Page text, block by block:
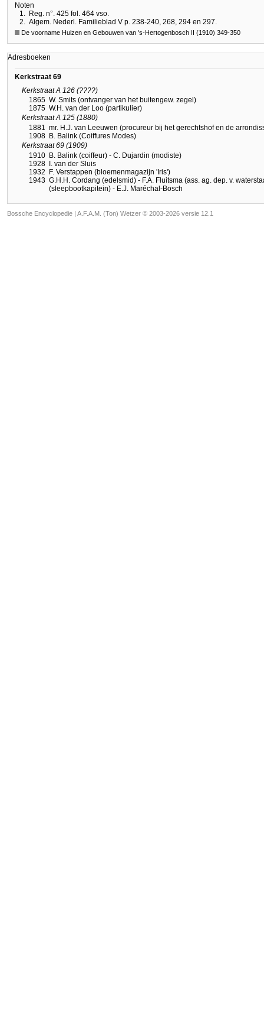
Noten
1.
Reg. n°. 425 fol. 464 vso.
2.
Algem. Nederl. Familieblad V p. 238-240, 268, 294 en 297.
De voorname Huizen en Gebouwen van 's-Hertogenbosch II (1910) 349-350
Adresboeken
Kerkstraat 69
Kerkstraat A 126 (????)
1865 W. Smits (ontvanger van het buitengew. zegel)
1875 W.H. van der Loo (partikulier)
Kerkstraat A 125 (1880)
1881
mr. H.J. van Leeuwen (procureur bij het gerechtshof en de
1908 B. Balink (Coiffures Modes)
Kerkstraat 69 (1909)
1910 B. Balink (coiffeur) - C. Dujardin (modiste)
1928 I. van der Sluis
1932 F. Verstappen (bloemenmagazijn 'Iris')
1943 G.H.H. Cordang (edelsmid) - F.A. Fluitsma (ass. ag. dep. v.
(sleepbootkapitein) - E.J. Maréchal-Bosch
Bossche Encyclopedie | A.F.A.M. (Ton) Wetzer © 2003-2026 versie 12.1